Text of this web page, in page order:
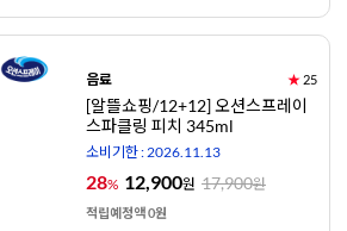
음료 ★ 25
[알뜰쇼핑/12+12] 오션스프레이
스파클링 피치 345ml
소비기한 : 2026.11.13
28% 12,900원 17,900원
적립예정액 0원